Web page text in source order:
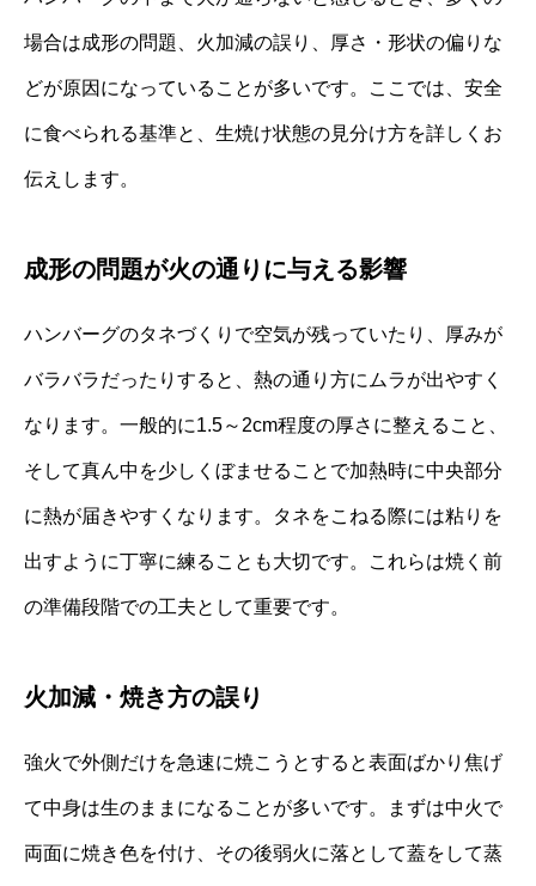
場合は成形の問題、火加減の誤り、厚さ・形状の偏りな
どが原因になっていることが多いです。ここでは、安全
に食べられる基準と、生焼け状態の見分け方を詳しくお
伝えします。
成形の問題が火の通りに与える影響
ハンバーグのタネづくりで空気が残っていたり、厚みが
バラバラだったりすると、熱の通り方にムラが出やすく
なります。一般的に1.5～2cm程度の厚さに整えること、
そして真ん中を少しくぼませることで加熱時に中央部分
に熱が届きやすくなります。タネをこねる際には粘りを
出すように丁寧に練ることも大切です。これらは焼く前
の準備段階での工夫として重要です。
火加減・焼き方の誤り
強火で外側だけを急速に焼こうとすると表面ばかり焦げ
て中身は生のままになることが多いです。まずは中火で
両面に焼き色を付け、その後弱火に落として蓋をして蒸